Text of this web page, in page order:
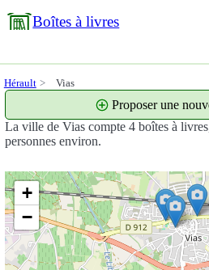
Boîtes à livres
Hérault Vias
La ville de Vias compte 4 boîtes à
personnes environ.
Proposer une
+
−